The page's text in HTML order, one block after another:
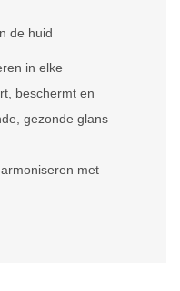
de huid
in elke
beschermt en
gezonde glans
met